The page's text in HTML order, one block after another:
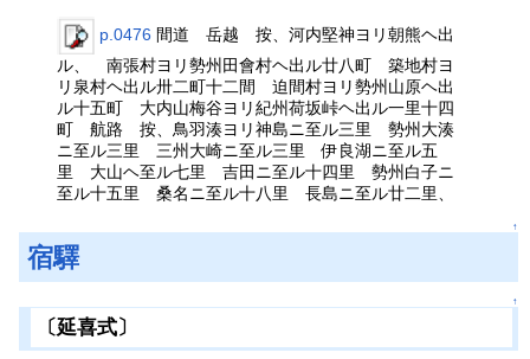
p.0476 間道 岳越 按、河内堅神ヨリ朝熊ヘ出
ル、 南張村ヨリ勢州田會村ヘ出ル廿八町 築地村ヨ
リ泉村ヘ出ル卅二町十二間 迫間村ヨリ勢州山原ヘ出
ル十五町 大内山梅谷ヨリ紀州荷坂峠ヘ出ル一里十四
町 航路 按、鳥羽湊ヨリ神島ニ至ル三里 勢州大湊
ニ至ル三里 三州大崎ニ至ル三里 伊良湖ニ至ル五
里 大山ヘ至ル七里 吉田ニ至ル十四里 勢州白子ニ
至ル十五里 桑名ニ至ル十八里 長島ニ至ル廿二里、
↑
宿驛
↑
〔延喜式〕